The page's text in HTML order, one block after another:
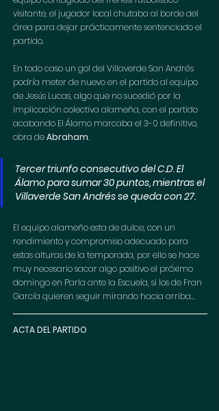
visitante, el jugador local chutaba al borde del
área para dejar prácticamente sentenciado el
partido.
En todo caso un gol del Villaverde San Andrés
podría meter de nuevo en el partido al equipo
de Jesús Lucas, algo que no sucedió por la
implicación colectiva alameña, con el partido
acabando El Álamo marcaba el 3-0 definitivo,
obra de Abraham.
Tercer triunfo consecutivo del C.D. El
Álamo para sumar 30 puntos, mientras el
Villaverde San Andrés se queda con 27.
El equipo alameño esta de dulce, con un
rendimiento y compromiso adecuado para
estas alturas de la temporada, por ello se hace
muy necesario sacar algo positivo el próximo
domingo en Parla ante la Escuela, si los de Fran
García quieren seguir mirando hacia arriba...
ACTA DEL PARTIDO